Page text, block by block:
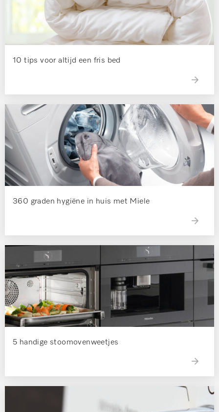
10 tips voor altijd een fris bed
360 graden hygiëne in huis met Miele
5 handige stoomovenweetjes